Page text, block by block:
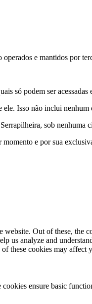
e mantidos por
só podem ser
Isso não inclui
sob nenhuma
e por sua
Out of these, the
us analyze and
these cookies may affect
ensure basic